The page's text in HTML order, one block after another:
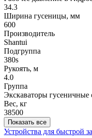
34.3
Ширина гусеницы, мм
600
Производитель
Shantui
Подгруппа
380s
Рукоять, м
4.0
Группа
Экскаваторы гусеничные
Вес, кг
38500
Показать все
Устройства для быстрой